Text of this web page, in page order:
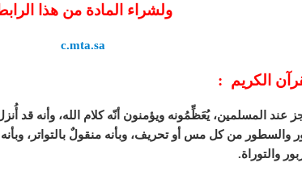
ولشراء المادة من هذا
c.mta.sa
الكريم :
عند المسلمين، يُعَظِّمُونه ويؤمنون أنّه كلام الله، وأنه قد
من كل مس أو تحريف، وبأنه منقولٌ بالتواتر، وبأنه
والتوراة.